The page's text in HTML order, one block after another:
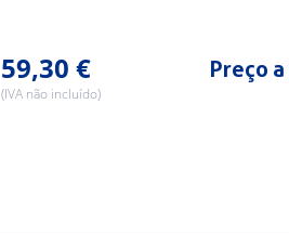
59,30 €
(IVA não incluído)
Preço